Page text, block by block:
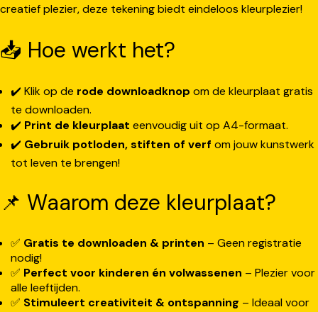
creatief plezier, deze tekening biedt eindeloos kleurplezier!
📥 Hoe werkt het?
✔️ Klik op de rode downloadknop om de kleurplaat gratis
te downloaden.
✔️ Print de kleurplaat eenvoudig uit op A4-formaat.
✔️ Gebruik potloden, stiften of verf om jouw kunstwerk
tot leven te brengen!
📌 Waarom deze kleurplaat?
✅ Gratis te downloaden & printen – Geen registratie
nodig!
✅ Perfect voor kinderen én volwassenen – Plezier voor
alle leeftijden.
✅ Stimuleert creativiteit & ontspanning – Ideaal voor